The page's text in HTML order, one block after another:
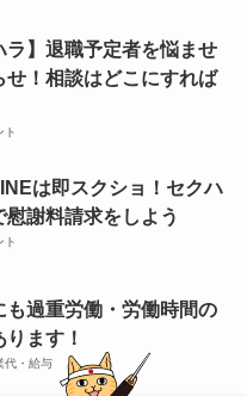
ラ】退職予定者を悩ませ
せ！相談はどこにすれば
ト
は即スクショ！セクハ
慰謝料請求をしよう
ト
も過重労働・労働時間の
ます！
代・給与